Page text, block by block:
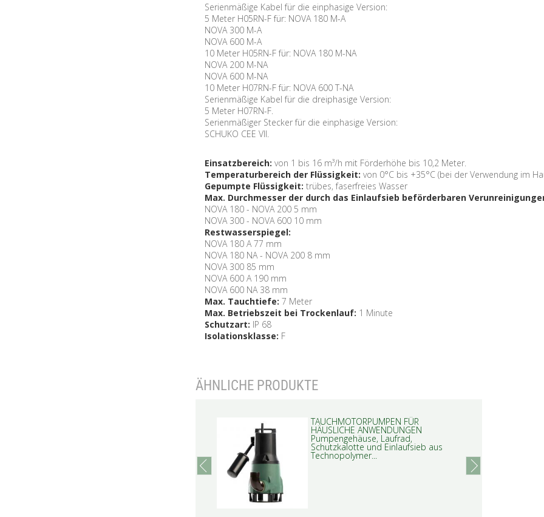
Serienmäßige Kabel für die einphasige Version:
5 Meter H05RN-F für: NOVA 180 M-A
NOVA 300 M-A
NOVA 600 M-A
10 Meter H05RN-F für: NOVA 180 M-NA
NOVA 200 M-NA
NOVA 600 M-NA
10 Meter H07RN-F für: NOVA 600 T-NA
Serienmäßige Kabel für die dreiphasige Version:
5 Meter H07RN-F.
Serienmäßiger Stecker für die einphasige Version:
SCHUKO CEE VII.
Einsatzbereich: von 1 bis 16 m³/h mit Förderhöhe bis 10,2 Meter.
Temperaturbereich der Flüssigkeit: von 0°C bis +35°C (bei der Verwendung im
Gepumpte Flüssigkeit: trübes, faserfreies Wasser
Max. Durchmesser der durch das Einlaufsieb beförderbaren
NOVA 180 - NOVA 200 5 mm
NOVA 300 - NOVA 600 10 mm
Restwasserspiegel:
NOVA 180 A 77 mm
NOVA 180 NA - NOVA 200 8 mm
NOVA 300 85 mm
NOVA 600 A 190 mm
NOVA 600 NA 38 mm
Max. Tauchtiefe: 7 Meter
Max. Betriebszeit bei Trockenlauf: 1 Minute
Schutzart: IP 68
Isolationsklasse: F
ÄHNLICHE PRODUKTE
TAUCHMOTORPUMPEN FÜR
HÄUSLICHE ANWENDUNGEN
Pumpengehäuse, Laufrad,
Schutzkalotte und Einlaufsieb aus
Technopolymer...
prev next